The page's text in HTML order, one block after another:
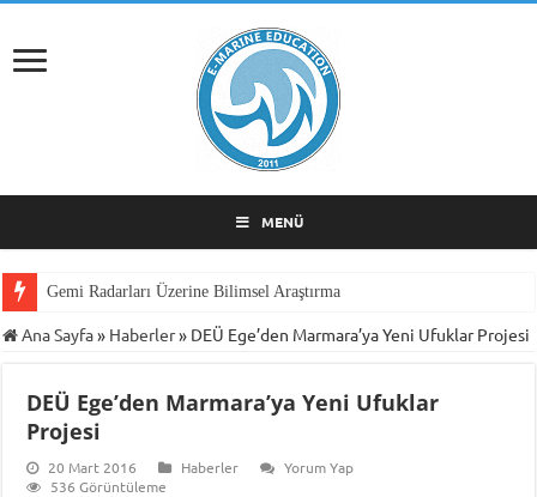
MENÜ
Gemi Radarları Üzerine Bilimsel Araştırma
Ana Sayfa» Haberler» DEÜ Ege’den Marmara’ya Yeni Ufuklar Projesi
DEÜ Ege’den Marmara’ya Yeni Ufuklar
Projesi
20 Mart 2016 Haberler
Yorum Yap
536 Görüntüleme